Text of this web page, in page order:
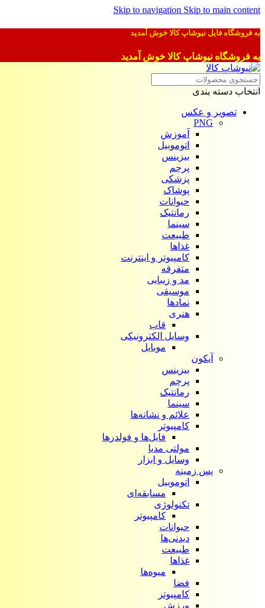
Skip to navigation Skip to main content
به فروشگاه فایل نیوشاپ کالا خوش آمدید
به فروشگاه نیوشاپ کالا خوش آمدید
انتخاب دسته بندی
تصویر و عکس
PNG
آموزش
اتوموبیل
بیزینس
پرچم
پزشکی
پوشاک
حیوانات
رمانتیک
سینما
طبیعت
غذاها
کامپیوتر و اینترنت
متفرقه
مد و زیبایی
موسیقی
نمادها
هنری
قاب
وسایل الکترونیکی
موبایل
آیکون‌
بیزینس
پرچم
رمانتیک
سینما
علائم و نشانه‌ها
کامپیوتر
فایل‌ها و فولدرها
مولتی مدیا
وسایل و ابزار
پس زمینه
اتوموبیل
مسابقه‌ای
تکنولوژی
کامپیوتر
حیوانات
دیدنی‌ها
طبیعت
غذاها
میوه‌ها
فضا
کامپیوتر
ورزش